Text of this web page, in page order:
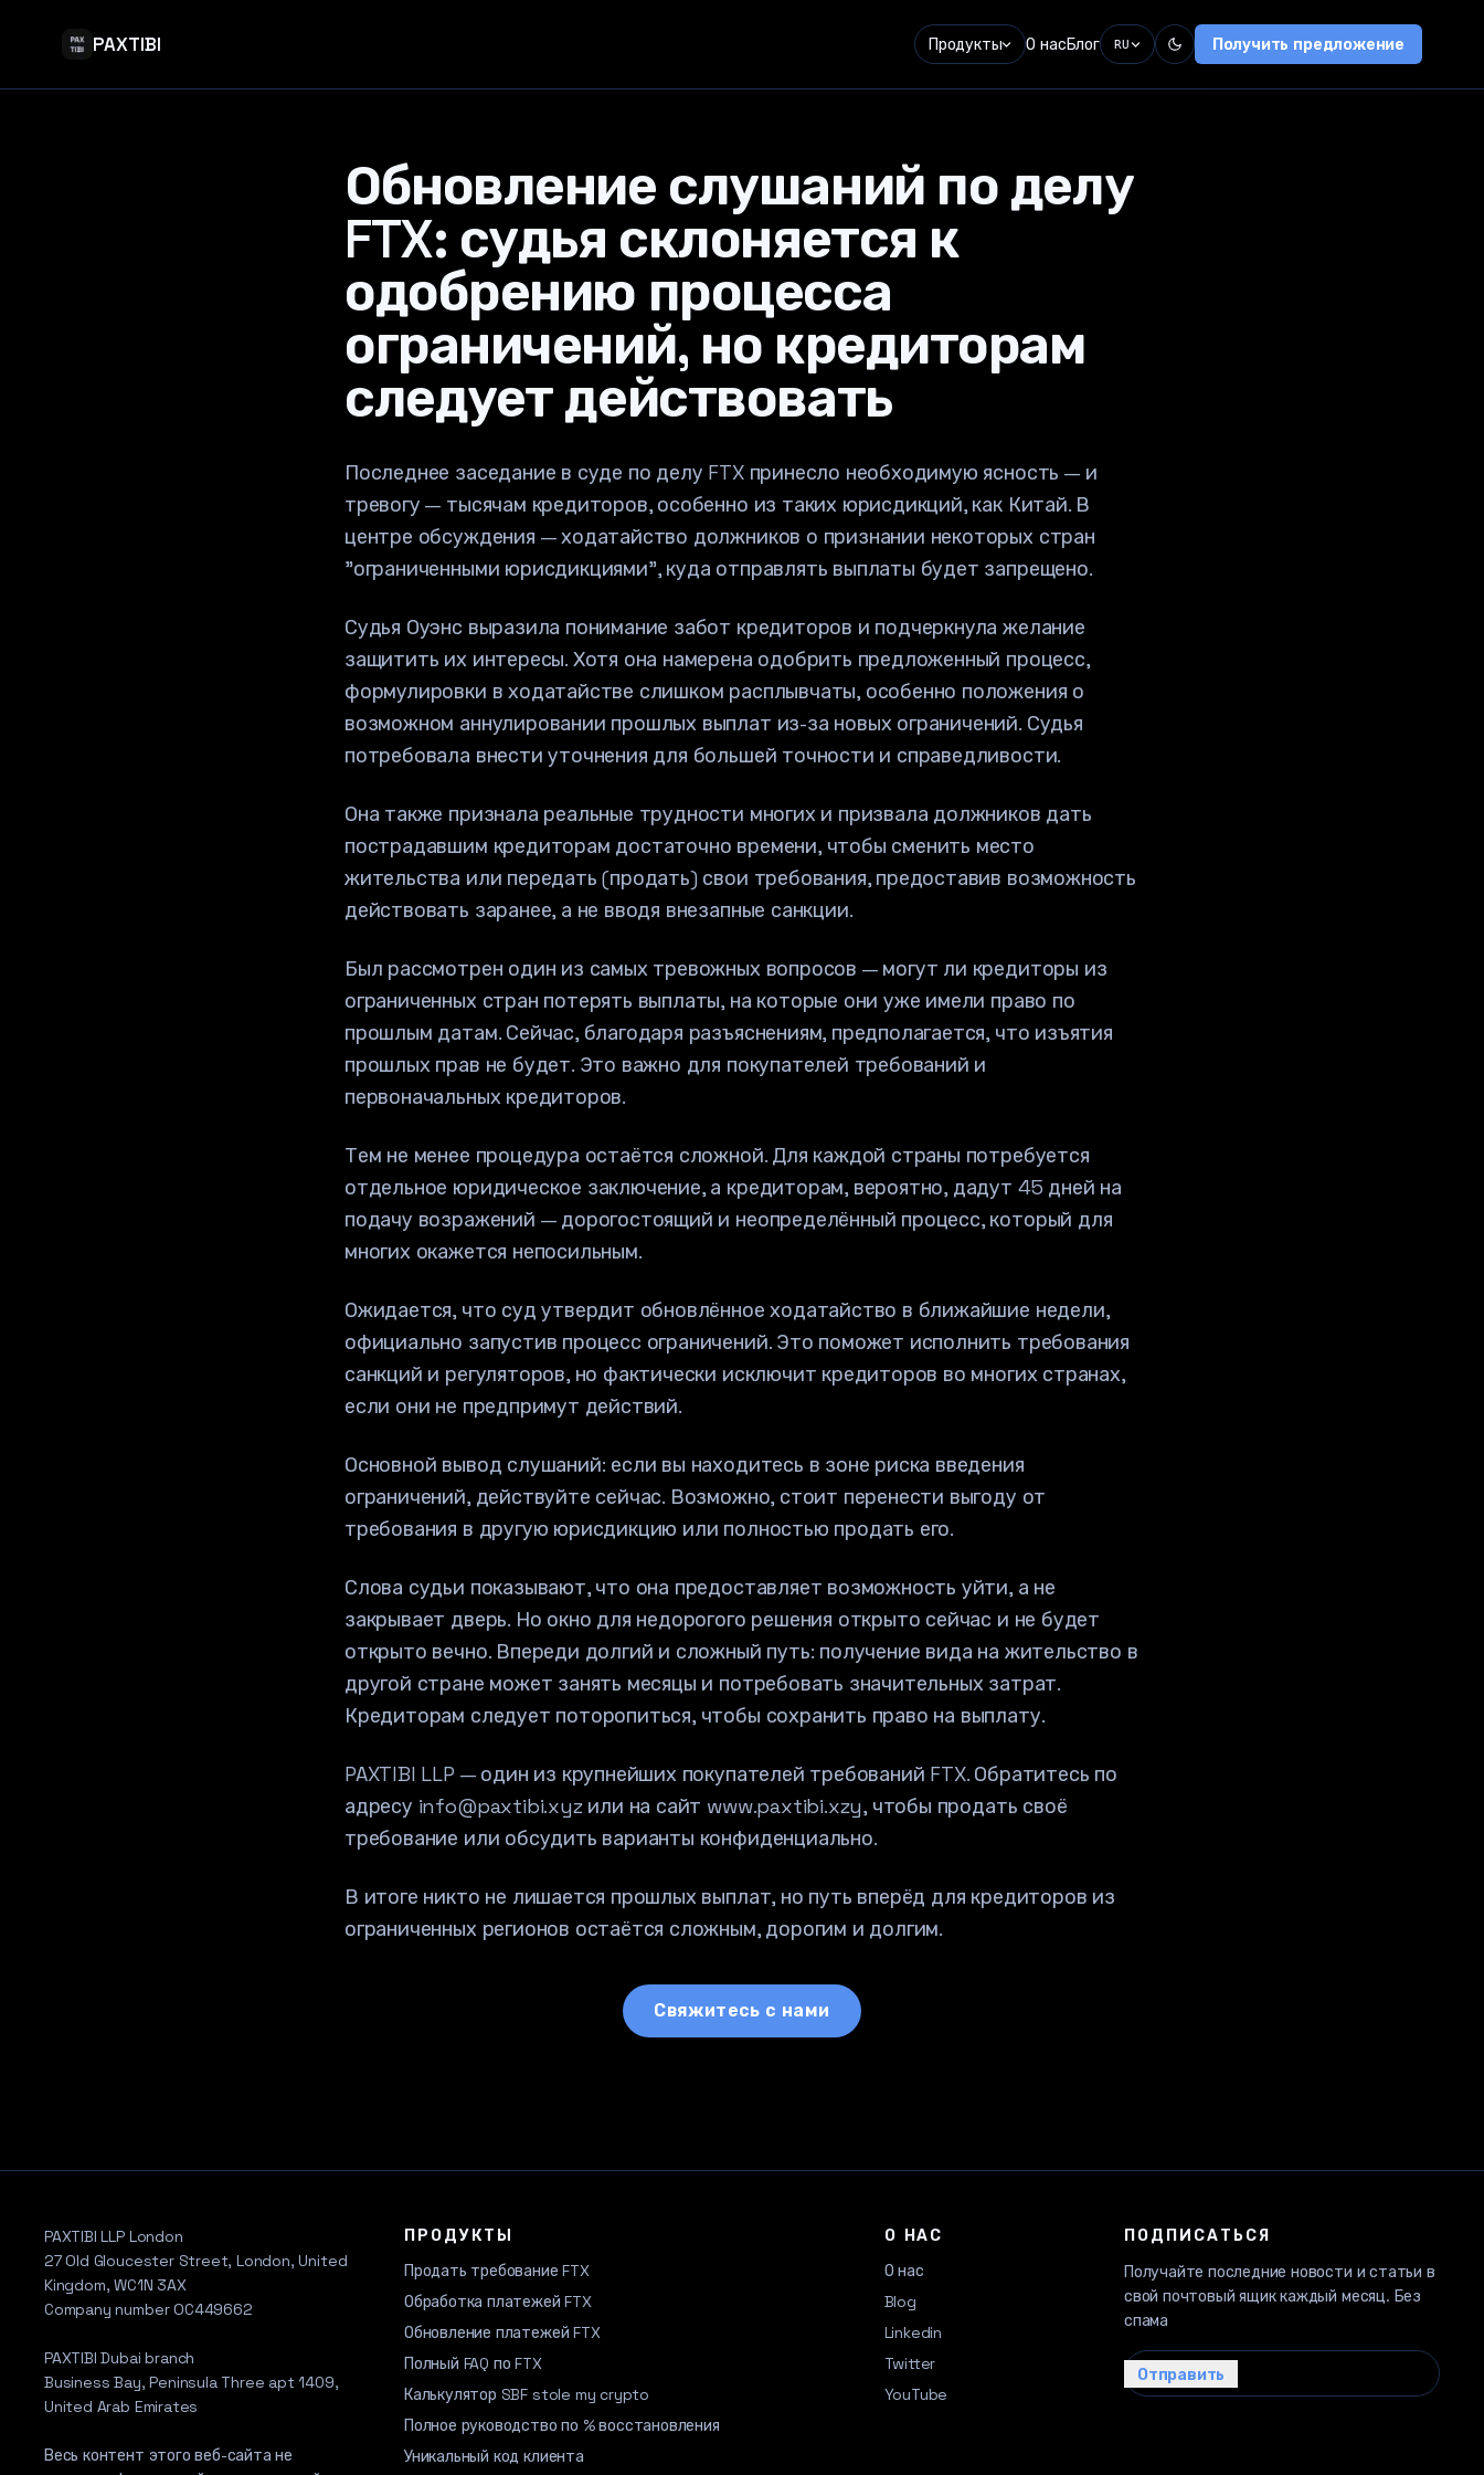
PAXTIBI Продукты О насБлог RU Получить предложение
Обновление слушаний по делу
FTX: судья склоняется к
одобрению процесса
ограничений, но кредиторам
следует действовать
Последнее заседание в суде по делу FTX принесло необходимую ясность — и
тревогу — тысячам кредиторов, особенно из таких юрисдикций, как Китай. В
центре обсуждения — ходатайство должников о признании некоторых стран
"ограниченными юрисдикциями", куда отправлять выплаты будет запрещено.
Судья Оуэнс выразила понимание забот кредиторов и подчеркнула желание
защитить их интересы. Хотя она намерена одобрить предложенный процесс,
формулировки в ходатайстве слишком расплывчаты, особенно положения о
возможном аннулировании прошлых выплат из-за новых ограничений. Судья
потребовала внести уточнения для большей точности и справедливости.
Она также признала реальные трудности многих и призвала должников дать
пострадавшим кредиторам достаточно времени, чтобы сменить место
жительства или передать (продать) свои требования, предоставив возможность
действовать заранее, а не вводя внезапные санкции.
Был рассмотрен один из самых тревожных вопросов — могут ли кредиторы из
ограниченных стран потерять выплаты, на которые они уже имели право по
прошлым датам. Сейчас, благодаря разъяснениям, предполагается, что изъятия
прошлых прав не будет. Это важно для покупателей требований и
первоначальных кредиторов.
Тем не менее процедура остаётся сложной. Для каждой страны потребуется
отдельное юридическое заключение, а кредиторам, вероятно, дадут 45 дней на
подачу возражений — дорогостоящий и неопределённый процесс, который для
многих окажется непосильным.
Ожидается, что суд утвердит обновлённое ходатайство в ближайшие недели,
официально запустив процесс ограничений. Это поможет исполнить требования
санкций и регуляторов, но фактически исключит кредиторов во многих странах,
если они не предпримут действий.
Основной вывод слушаний: если вы находитесь в зоне риска введения
ограничений, действуйте сейчас. Возможно, стоит перенести выгоду от
требования в другую юрисдикцию или полностью продать его.
Слова судьи показывают, что она предоставляет возможность уйти, а не
закрывает дверь. Но окно для недорогого решения открыто сейчас и не будет
открыто вечно. Впереди долгий и сложный путь: получение вида на жительство в
другой стране может занять месяцы и потребовать значительных затрат.
Кредиторам следует поторопиться, чтобы сохранить право на выплату.
PAXTIBI LLP — один из крупнейших покупателей требований FTX. Обратитесь по
адресу info@paxtibi.xyz или на сайт www.paxtibi.xzy, чтобы продать своё
требование или обсудить варианты конфиденциально.
В итоге никто не лишается прошлых выплат, но путь вперёд для кредиторов из
ограниченных регионов остаётся сложным, дорогим и долгим.
Свяжитесь с нами
PAXTIBI LLP London
27 Old Gloucester Street, London, United
Kingdom, WC1N 3AX
Company number OC449662
PAXTIBI Dubai branch
Business Bay, Peninsula Three apt 1409,
United Arab Emirates
Весь контент этого веб-сайта не
ПРОДУКТЫ
Продать требование FTX
Обработка платежей FTX
Обновление платежей FTX
Полный FAQ по FTX
Калькулятор SBF stole my crypto
Полное руководство по % восстановления
Уникальный код клиента
О НАС
О нас
Blog
Linkedin
Twitter
YouTube
ПОДПИСАТЬСЯ
Получайте последние новости и статьи в
свой почтовый ящик каждый месяц. Без
спама
Ваш email…
Отправить